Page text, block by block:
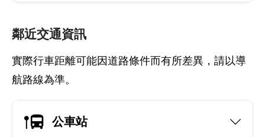
鄰近交通資訊
實際行車距離可能因道路條件而有所差異，請以導
航路線為準。
公車站